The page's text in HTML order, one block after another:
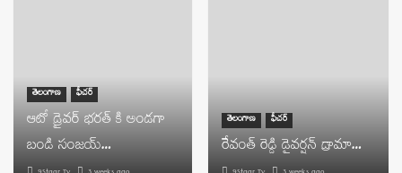
తెలంగాణ ఫీచర్
ఆటో డ్రైవర్ భరత్ కి అండగా
బండి సంజయ్…
తెలంగాణ ఫీచర్
రేవంత్ రెడ్డి డైవర్షన్ డ్రామా…